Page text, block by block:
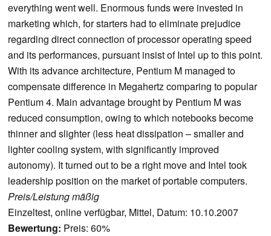
everything went well. Enormous funds were invested in
marketing which, for starters had to eliminate prejudice
regarding direct connection of processor operating speed
and its performances, pursuant insist of Intel up to this point.
With its advance architecture, Pentium M managed to
compensate difference in Megahertz comparing to popular
Pentium 4. Main advantage brought by Pentium M was
reduced consumption, owing to which notebooks become
thinner and slighter (less heat dissipation – smaller and
lighter cooling system, with significantly improved
autonomy). It turned out to be a right move and Intel took
leadership position on the market of portable computers.
Preis/Leistung mäßig
Einzeltest, online verfügbar, Mittel, Datum: 10.10.2007
Bewertung: Preis: 60%